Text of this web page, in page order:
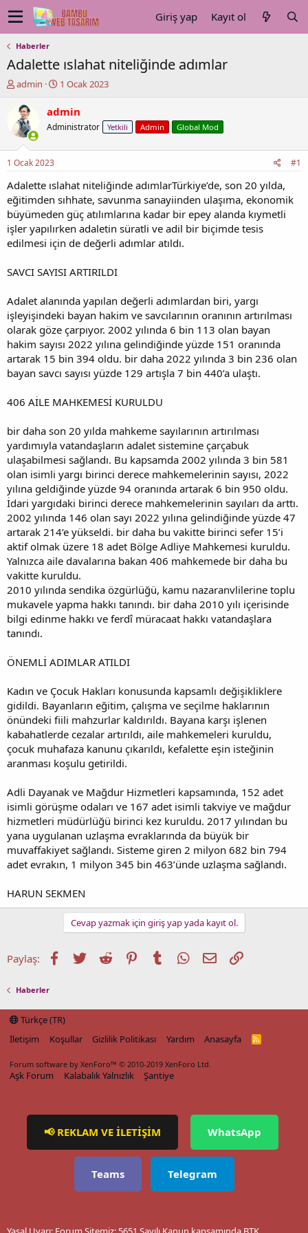
Giriş yap Kayıt ol
Haberler
Adalette ıslahat niteliğinde adımlar
K
n
u
y
b
a
ş
l
a
t
a
n
admin
B
ş
a
ç
a
r
i
h
1 Ocak 2023
admin
Administrator Yetkili Admin Global Mod
1 Ocak 2023 #1
Adalette ıslahat niteliğinde adımlarTürkiye’de, son 20 yılda,
eğitimden sıhhate, savunma sanayiinden ulaşıma, ekonomik
büyümeden güç atılımlarına kadar bir epey alanda kıymetli
işler yapılırken adaletin süratli ve adil bir biçimde tesis
edilmesi için de değerli adımlar atıldı.
SAVCI SAYISI ARTIRILDI
Adalet alanında yapılan değerli adımlardan biri, yargı
işleyişindeki bayan hakim ve savcılarının oranının artırılması
olarak göze çarpıyor. 2002 yılında 6 bin 113 olan bayan
hakim sayısı 2022 yılına gelindiğinde yüzde 151 oranında
artarak 15 bin 394 oldu. bir daha 2022 yılında 3 bin 236 olan
bayan savcı sayısı yüzde 129 artışla 7 bin 440’a ulaştı.
406 AİLE MAHKEMESİ KURULDU
bir daha son 20 yılda mahkeme sayılarının artırılması
yardımıyla vatandaşların adalet sistemine çarçabuk
ulaşabilmesi sağlandı. Bu kapsamda 2002 yılında 3 bin 581
olan isimli yargı birinci derece mahkemelerinin sayısı, 2022
yılına geldiğinde yüzde 94 oranında artarak 6 bin 950 oldu.
İdari yargıdaki birinci derece mahkemelerinin sayıları da arttı.
2002 yılında 146 olan sayı 2022 yılına gelindiğinde yüzde 47
artarak 214’e yükseldi. bir daha bu vakitte birinci sefer 15’i
aktif olmak üzere 18 adet Bölge Adliye Mahkemesi kuruldu.
Yalnızca aile davalarına bakan 406 mahkemede bir daha bu
vakitte kuruldu.
2010 yılında sendika özgürlüğü, kamu nazaranvlilerine toplu
mukavele yapma hakkı tanındı. bir daha 2010 yılı içerisinde
bilgi edinme hakkı ve ferdî müracaat hakkı vatandaşlara
tanındı.
ÖNEMLİ ADIMLAR ATILDI
Kadın ve Çocuk Hakları konusunda kapsamlı değişikliklere
gidildi. Bayanların eğitim, çalışma ve seçilme haklarının
önündeki fiili mahzurlar kaldırıldı. Bayana karşı işlenen
kabahatlerde cezalar artırıldı, aile mahkemeleri kuruldu,
çocuk muhafaza kanunu çıkarıldı, kefalette eşin isteğinin
aranması koşulu getirildi.
Adli Dayanak ve Mağdur Hizmetleri kapsamında, 152 adet
isimli görüşme odaları ve 167 adet isimli takviye ve mağdur
hizmetleri müdürlüğü birinci kez kuruldu. 2017 yılından bu
yana uygulanan uzlaşma evraklarında da büyük bir
muvaffakiyet sağlandı. Sisteme giren 2 milyon 682 bin 794
adet evrakın, 1 milyon 345 bin 463’ünde uzlaşma sağlandı.
HARUN SEKMEN
Cevap yazmak için giriş yap yada kayıt ol.
Paylaş: Facebook
TwitterReddit PinterestTumblrWhatsApp
E-postaLink
Haberler
Türkçe (TR)
İletişim
Koşullar Gizlilik Politikası Yardım Anasayfa
R
Forum software by XenForo™ © 2010-2019 XenForo Ltd.
Aşk Forum Kalabalık Yalnızlık Şantiye
📢 REKLAM VE İLETİŞİM WhatsApp
Teams Telegram